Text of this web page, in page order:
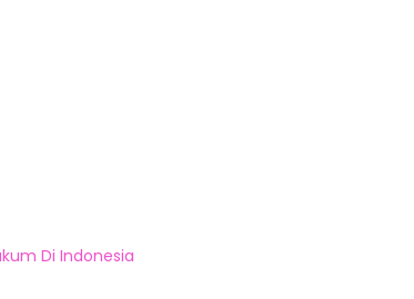
Di Indonesia